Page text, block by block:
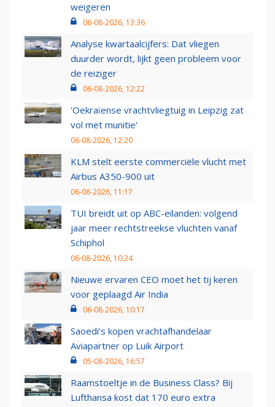
weigeren
06-08-2026, 13:36
Analyse kwartaalcijfers: Dat vliegen
duurder wordt, lijkt geen probleem voor
de reiziger
06-08-2026, 12:22
'Oekraïense vrachtvliegtuig in Leipzig zat
vol met munitie'
06-08-2026, 12:20
KLM stelt eerste commerciële vlucht met
Airbus A350-900 uit
06-08-2026, 11:17
TUI breidt uit op ABC-eilanden: volgend
jaar meer rechtstreekse vluchten vanaf
Schiphol
06-08-2026, 10:24
Nieuwe ervaren CEO moet het tij keren
voor geplaagd Air India
06-08-2026, 10:17
Saoedi’s kopen vrachtafhandelaar
Aviapartner op Luik Airport
05-08-2026, 16:57
Raamstoeltje in de Business Class? Bij
Lufthansa kost dat 170 euro extra